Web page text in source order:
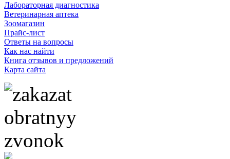
Лабораторная диагностика
Ветеринарная аптека
Зоомагазин
Прайс-лист
Ответы на вопросы
Как нас найти
Книга отзывов и предложений
Карта сайта